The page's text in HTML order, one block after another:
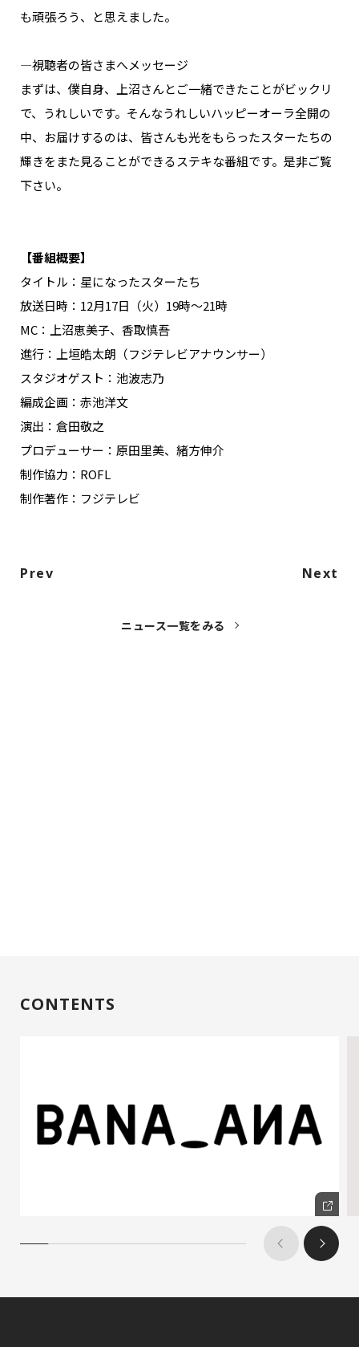
も頑張ろう、と思えました。
―視聴者の皆さまへメッセージ
まずは、僕自身、上沼さんとご一緒できたことがビックリ
で、うれしいです。そんなうれしいハッピーオーラ全開の
中、お届けするのは、皆さんも光をもらったスターたちの
輝きをまた見ることができるステキな番組です。是非ご覧
下さい。
【番組概要】
タイトル：星になったスターたち
放送日時：12月17日（火）19時～21時
MC：上沼恵美子、香取慎吾
進行：上垣皓太朗（フジテレビアナウンサー）
スタジオゲスト：池波志乃
編成企画：赤池洋文
演出：倉田敬之
プロデューサー：原田里美、緒方伸介
制作協力：ROFL
制作著作：フジテレビ
Prev Next
ニュース一覧をみる
CONTENTS